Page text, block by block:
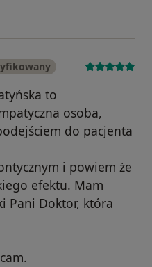
to
osoba,
do pacjenta
i powiem że
efektu. Mam
Pani Doktor, która